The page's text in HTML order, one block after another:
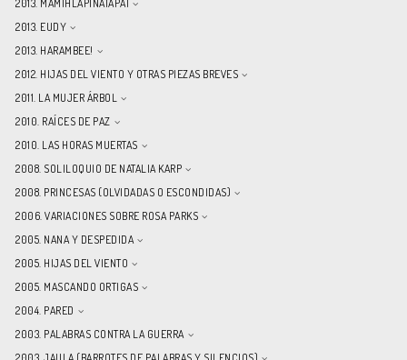
2013. MAMIHLAPINATAPAI
2013. EUDY
2013. HARAMBEE!
2012. HIJAS DEL VIENTO Y OTRAS PIEZAS BREVES
2011. LA MUJER ÁRBOL
2010. RAÍCES DE PAZ
2010. LAS HORAS MUERTAS
2008. SOLILOQUIO DE NATALIA KARP
2008. PRINCESAS (OLVIDADAS O ESCONDIDAS)
2006. VARIACIONES SOBRE ROSA PARKS
2005. NANA Y DESPEDIDA
2005. HIJAS DEL VIENTO
2005. MASCANDO ORTIGAS
2004. PARED
2003. PALABRAS CONTRA LA GUERRA